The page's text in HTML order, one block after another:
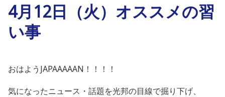
4月12日（火）オススメの習
い事
おはようJAPAAAAAN！！！！
気になったニュース・話題を光邦の目線で掘り下げ、